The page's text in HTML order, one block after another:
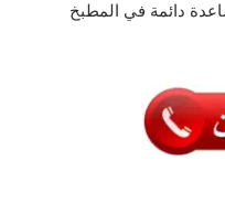
دائمة في المطبخ